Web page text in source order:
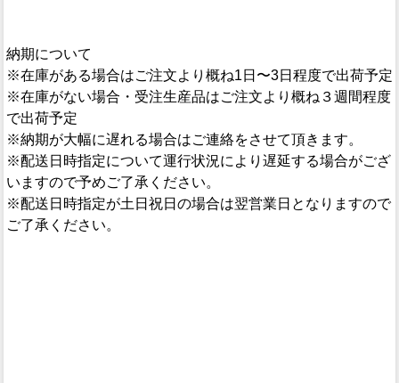
納期について
※在庫がある場合はご注文より概ね1日〜3日程度で出荷予定
※在庫がない場合・受注生産品はご注文より概ね３週間程度
で出荷予定
※納期が大幅に遅れる場合はご連絡をさせて頂きます。
※配送日時指定について運行状況により遅延する場合がござ
いますので予めご了承ください。
※配送日時指定が土日祝日の場合は翌営業日となりますので
ご了承ください。